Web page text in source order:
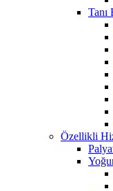
Tanı
Özellikli